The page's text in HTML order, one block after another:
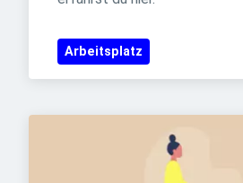
Arbeitsplatz